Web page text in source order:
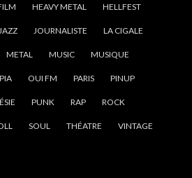
HEAVY METAL HELLFEST
JAZZ JOURNALISTE LA CIGALE
METAL MUSIC MUSIQUE
OUI FM PARIS PINUP
PUNK RAP ROCK
SOUL THÉATRE VINTAGE